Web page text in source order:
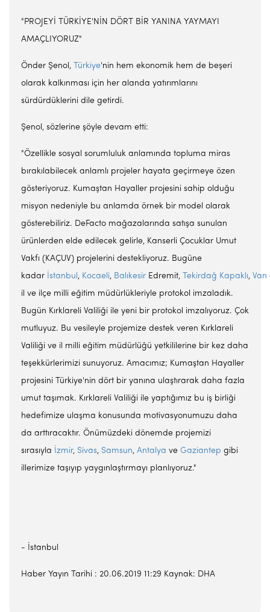
"PROJEYİ TÜRKİYE'NİN DÖRT BİR YANINA YAYMAYI
AMAÇLIYORUZ"
Önder Şenol, Türkiye'nin hem ekonomik hem de beşeri
olarak kalkınması için her alanda yatırımlarını
sürdürdüklerini dile getirdi.
Şenol, sözlerine şöyle devam etti:
"Özellikle sosyal sorumluluk anlamında topluma miras
bırakılabilecek anlamlı projeler hayata geçirmeye özen
gösteriyoruz. Kumaştan Hayaller projesini sahip olduğu
misyon nedeniyle bu anlamda örnek bir model olarak
gösterebiliriz. DeFacto mağazalarında satışa sunulan
ürünlerden elde edilecek gelirle, Kanserli Çocuklar Umut
Vakfı (KAÇUV) projelerini destekliyoruz. Bugüne
kadar İstanbul, Kocaeli, Balıkesir Edremit, Tekirdağ Kapaklı, Van
il ve ilçe milli eğitim müdürlükleriyle protokol imzaladık.
Bugün Kırklareli Valiliği ile yeni bir protokol imzalıyoruz. Çok
mutluyuz. Bu vesileyle projemize destek veren Kırklareli
Valiliği ve il milli eğitim müdürlüğü yetkililerine bir kez daha
teşekkürlerimizi sunuyoruz. Amacımız; Kumaştan Hayaller
projesini Türkiye'nin dört bir yanına ulaştırarak daha fazla
umut taşımak. Kırklareli Valiliği ile yaptığımız bu iş birliği
hedefimize ulaşma konusunda motivasyonumuzu daha
da arttıracaktır. Önümüzdeki dönemde projemizi
sırasıyla İzmir, Sivas, Samsun, Antalya ve Gaziantep gibi
illerimize taşıyıp yaygınlaştırmayı planlıyoruz."
- İstanbul
Haber Yayın Tarihi : 20.06.2019 11:29 Kaynak: DHA